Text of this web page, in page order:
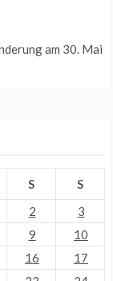
am 30. Mai
S
S
2
3
9
10
16
17